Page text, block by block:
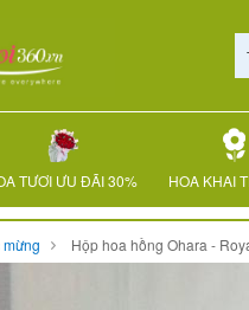
TƯƠI ƯU ĐÃI 30% HOA KHAI
Hộp hoa hồng Ohara -